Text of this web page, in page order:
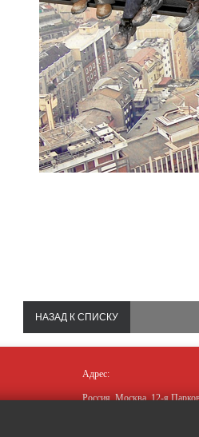
НАЗАД К СПИСКУ
Адрес:
Россия, Москва, 12-я